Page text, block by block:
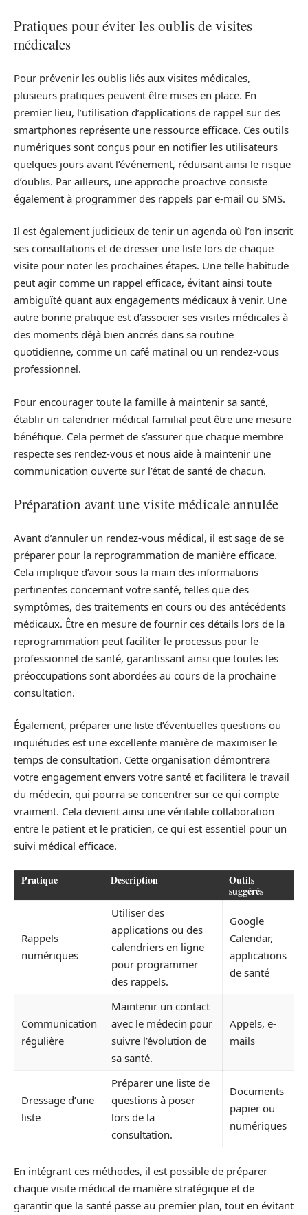
Pratiques pour éviter les oublis de visites
médicales
Pour prévenir les oublis liés aux visites médicales,
plusieurs pratiques peuvent être mises en place. En
premier lieu, l’utilisation d’applications de rappel sur des
smartphones représente une ressource efficace. Ces outils
numériques sont conçus pour en notifier les utilisateurs
quelques jours avant l’événement, réduisant ainsi le risque
d’oublis. Par ailleurs, une approche proactive consiste
également à programmer des rappels par e-mail ou SMS.
Il est également judicieux de tenir un agenda où l’on inscrit
ses consultations et de dresser une liste lors de chaque
visite pour noter les prochaines étapes. Une telle habitude
peut agir comme un rappel efficace, évitant ainsi toute
ambiguïté quant aux engagements médicaux à venir. Une
autre bonne pratique est d’associer ses visites médicales à
des moments déjà bien ancrés dans sa routine
quotidienne, comme un café matinal ou un rendez-vous
professionnel.
Pour encourager toute la famille à maintenir sa santé,
établir un calendrier médical familial peut être une mesure
bénéfique. Cela permet de s’assurer que chaque membre
respecte ses rendez-vous et nous aide à maintenir une
communication ouverte sur l’état de santé de chacun.
Préparation avant une visite médicale annulée
Avant d’annuler un rendez-vous médical, il est sage de se
préparer pour la reprogrammation de manière efficace.
Cela implique d’avoir sous la main des informations
pertinentes concernant votre santé, telles que des
symptômes, des traitements en cours ou des antécédents
médicaux. Être en mesure de fournir ces détails lors de la
reprogrammation peut faciliter le processus pour le
professionnel de santé, garantissant ainsi que toutes les
préoccupations sont abordées au cours de la prochaine
consultation.
Également, préparer une liste d’éventuelles questions ou
inquiétudes est une excellente manière de maximiser le
temps de consultation. Cette organisation démontrera
votre engagement envers votre santé et facilitera le travail
du médecin, qui pourra se concentrer sur ce qui compte
vraiment. Cela devient ainsi une véritable collaboration
entre le patient et le praticien, ce qui est essentiel pour un
suivi médical efficace.
Pratique Description Outils
suggérés
Rappels
numériques
Utiliser des
applications ou des
calendriers en ligne
pour programmer
des rappels.
Google
Calendar,
applications
de santé
Communication
régulière
Maintenir un contact
avec le médecin pour
suivre l’évolution de
sa santé.
Appels, e-
mails
Dressage d’une
liste
Préparer une liste de
questions à poser
lors de la
consultation.
Documents
papier ou
numériques
En intégrant ces méthodes, il est possible de préparer
chaque visite médical de manière stratégique et de
garantir que la santé passe au premier plan, tout en évitant